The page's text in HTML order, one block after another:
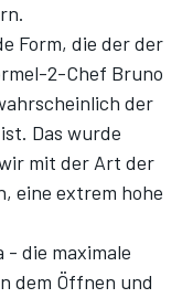
Form, die der der
2-Chef Bruno
der
Das wurde
mit der Art der
eine extrem hohe
- die maximale
dem Öffnen und